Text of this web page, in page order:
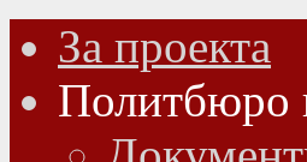
За проекта
Политбюро